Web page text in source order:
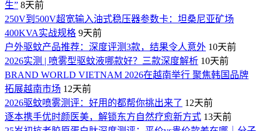
生” 8天前
250V到500V超宽输入油式稳压器参数卡：坦桑尼亚矿场
400KVA实战规格 9天前
户外驱蚊产品推荐：深度评测3款，结果令人意外 10天前
2026实测 | 喷雾型驱蚊液哪款好？三款深度解析 10天前
BRAND WORLD VIETNAM 2026在越南举行 聚焦韩国品牌
拓展越南市场 12天前
2026驱蚊喷雾测评：好用的都帮你挑出来了 12天前
逐本携手优时颜医美，解锁东方自然疗愈新方式 13天前